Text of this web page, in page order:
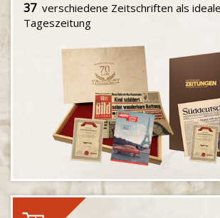
37verschiedene Zeitschriften als
Tageszeitung